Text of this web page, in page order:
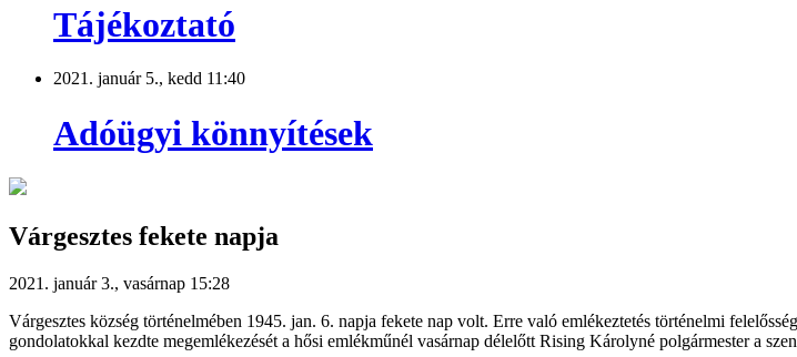
Tájékoztató
2021. január 5., kedd 11:40
Adóügyi könnyítések
Várgesztes fekete napja
2021. január 3., vasárnap 15:28
Várgesztes község történelmében 1945. jan. 6. napja fekete nap volt. Erre való emlékeztetés történelmi
gondolatokkal kezdte megemlékezését a hősi emlékműnél vasárnap délelőtt Rising Károlyné polgármester a